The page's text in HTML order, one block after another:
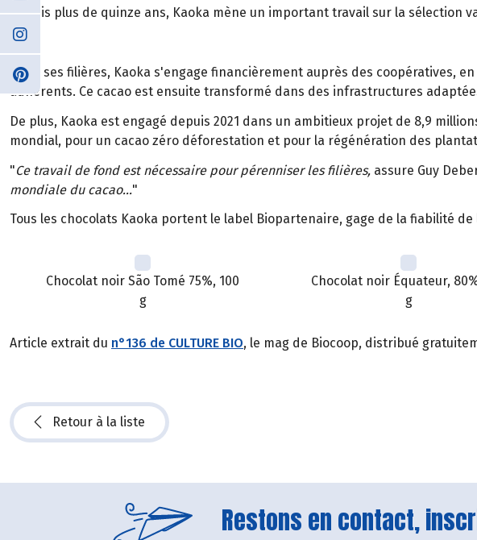
Depuis plus de quinze ans, Kaoka mène un important travail sur la sélection
Dans ses filières, Kaoka s'engage financièrement auprès des coopératives,
adhérents. Ce cacao est ensuite transformé dans des infrastructures
De plus, Kaoka est engagé depuis 2021 dans un ambitieux projet de 8,9
mondial, pour un cacao zéro déforestation et pour la régénération des
"Ce travail de fond est nécessaire pour pérenniser les filières, assure Guy
mondiale du cacao..."
Tous les chocolats Kaoka portent le label Biopartenaire, gage de la fiabilité
Chocolat noir São Tomé 75%, 100
g
Chocolat noir Équateur,
g
Article extrait du n°136 de CULTURE BIO, le mag de Biocoop, distribué
Retour à la liste
Restons en contact,